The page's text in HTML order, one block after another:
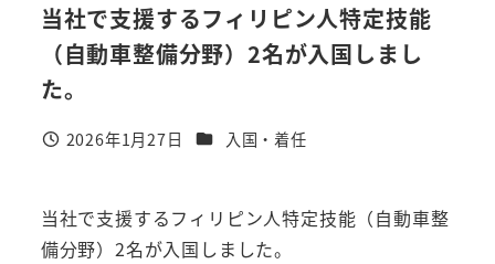
当社で支援するフィリピン人特定技能
（自動車整備分野）2名が入国しまし
た。
投稿日
2026年1月27日 カテゴリー
入国・着任
当社で支援するフィリピン人特定技能（自動車整
備分野）2名が入国しました。